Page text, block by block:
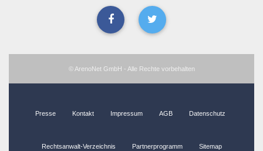
© ArenoNet GmbH - Alle Rechte vorbehalten
Presse Kontakt Impressum AGB Datenschutz
Rechtsanwalt-Verzeichnis Partnerprogramm Sitemap